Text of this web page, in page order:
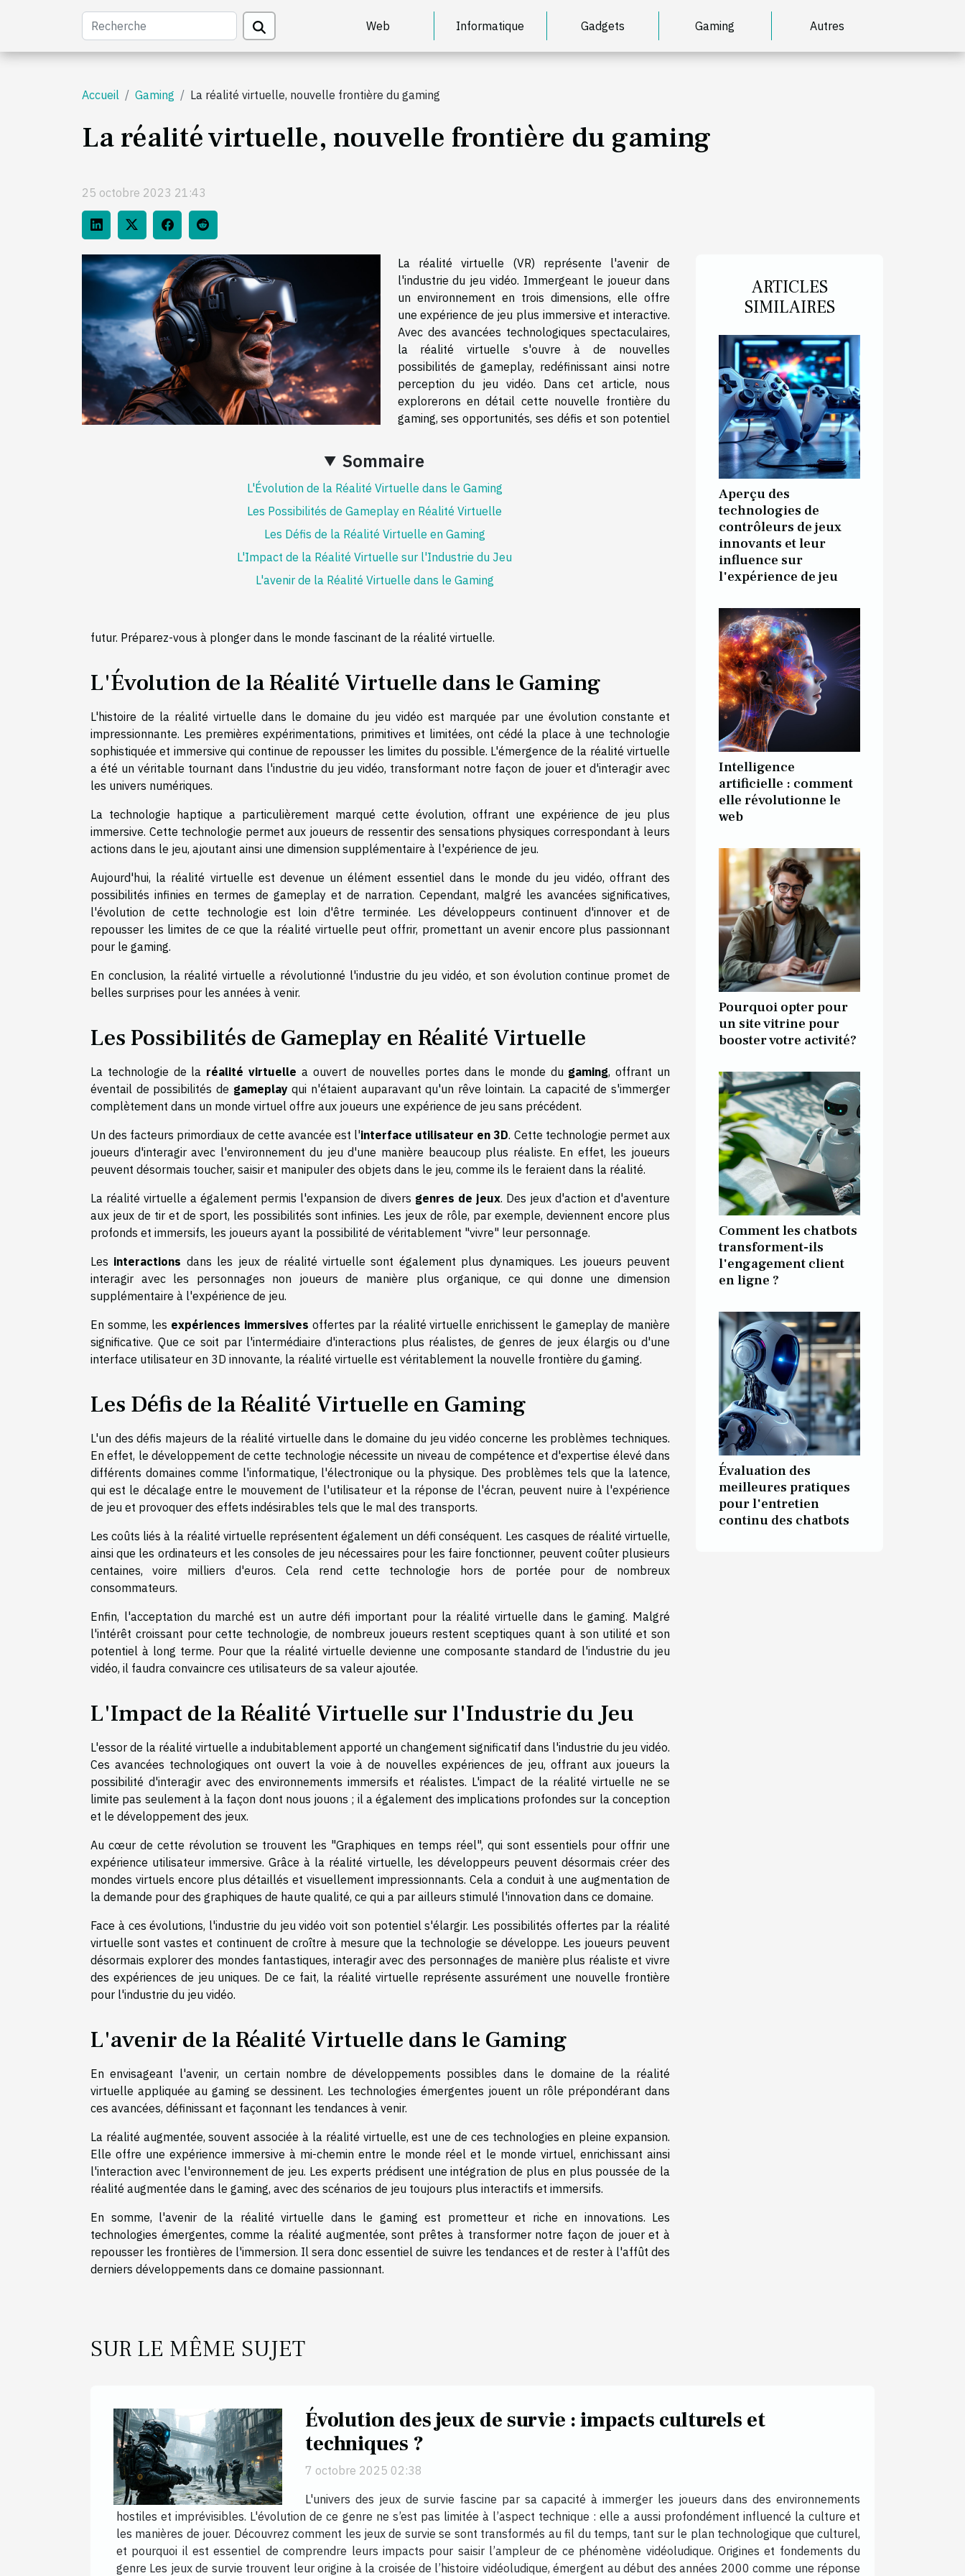
Web Informatique Gadgets Gaming Autres
Accueil Gaming La réalité virtuelle, nouvelle frontière du gaming
La réalité virtuelle, nouvelle frontière du gaming
25 octobre 2023 21:43
Sommaire
L'Évolution de la Réalité Virtuelle dans le Gaming
Les Possibilités de Gameplay en Réalité Virtuelle
Les Défis de la Réalité Virtuelle en Gaming
L'Impact de la Réalité Virtuelle sur l'Industrie du Jeu
L'avenir de la Réalité Virtuelle dans le Gaming
La réalité virtuelle (VR) représente l'avenir de
l'industrie du jeu vidéo. Immergeant le joueur dans
un environnement en trois dimensions, elle offre
une expérience de jeu plus immersive et interactive.
Avec des avancées technologiques spectaculaires,
la réalité virtuelle s'ouvre à de nouvelles
possibilités de gameplay, redéfinissant ainsi notre
perception du jeu vidéo. Dans cet article, nous
explorerons en détail cette nouvelle frontière du
gaming, ses opportunités, ses défis et son potentiel
futur. Préparez-vous à plonger dans le monde fascinant de la réalité virtuelle.
L'Évolution de la Réalité Virtuelle dans le Gaming
L'histoire de la réalité virtuelle dans le domaine du jeu vidéo est marquée par une évolution constante et
impressionnante. Les premières expérimentations, primitives et limitées, ont cédé la place à une technologie
sophistiquée et immersive qui continue de repousser les limites du possible. L'émergence de la réalité virtuelle
a été un véritable tournant dans l'industrie du jeu vidéo, transformant notre façon de jouer et d'interagir avec
les univers numériques.
La technologie haptique a particulièrement marqué cette évolution, offrant une expérience de jeu plus
immersive. Cette technologie permet aux joueurs de ressentir des sensations physiques correspondant à leurs
actions dans le jeu, ajoutant ainsi une dimension supplémentaire à l'expérience de jeu.
Aujourd'hui, la réalité virtuelle est devenue un élément essentiel dans le monde du jeu vidéo, offrant des
possibilités infinies en termes de gameplay et de narration. Cependant, malgré les avancées significatives,
l'évolution de cette technologie est loin d'être terminée. Les développeurs continuent d'innover et de
repousser les limites de ce que la réalité virtuelle peut offrir, promettant un avenir encore plus passionnant
pour le gaming.
En conclusion, la réalité virtuelle a révolutionné l'industrie du jeu vidéo, et son évolution continue promet de
belles surprises pour les années à venir.
Les Possibilités de Gameplay en Réalité Virtuelle
La technologie de la réalité virtuelle a ouvert de nouvelles portes dans le monde du gaming, offrant un
éventail de possibilités de gameplayqui n'étaient auparavant qu'un rêve lointain. La capacité de s'immerger
complètement dans un monde virtuel offre aux joueurs une expérience de jeu sans précédent.
Un des facteurs primordiaux de cette avancée est l'interface utilisateur en 3D. Cette technologie permet aux
joueurs d'interagir avec l'environnement du jeu d'une manière beaucoup plus réaliste. En effet, les joueurs
peuvent désormais toucher, saisir et manipuler des objets dans le jeu, comme ils le feraient dans la réalité.
La réalité virtuelle a également permis l'expansion de divers genres de jeux. Des jeux d'action et d'aventure
aux jeux de tir et de sport, les possibilités sont infinies. Les jeux de rôle, par exemple, deviennent encore plus
profonds et immersifs, les joueurs ayant la possibilité de véritablement "vivre" leur personnage.
Les interactions dans les jeux de réalité virtuelle sont également plus dynamiques. Les joueurs peuvent
interagir avec les personnages non joueurs de manière plus organique, ce qui donne une dimension
supplémentaire à l'expérience de jeu.
En somme, les expériences immersives offertes par la réalité virtuelle enrichissent le gameplay de manière
significative. Que ce soit par l'intermédiaire d'interactions plus réalistes, de genres de jeux élargis ou d'une
interface utilisateur en 3D innovante, la réalité virtuelle est véritablement la nouvelle frontière du gaming.
Les Défis de la Réalité Virtuelle en Gaming
L'un des défis majeurs de la réalité virtuelle dans le domaine du jeu vidéo concerne les problèmes techniques.
En effet, le développement de cette technologie nécessite un niveau de compétence et d'expertise élevé dans
différents domaines comme l'informatique, l'électronique ou la physique. Des problèmes tels que la latence,
qui est le décalage entre le mouvement de l'utilisateur et la réponse de l'écran, peuvent nuire à l'expérience
de jeu et provoquer des effets indésirables tels que le mal des transports.
Les coûts liés à la réalité virtuelle représentent également un défi conséquent. Les casques de réalité virtuelle,
ainsi que les ordinateurs et les consoles de jeu nécessaires pour les faire fonctionner, peuvent coûter plusieurs
centaines, voire milliers d'euros. Cela rend cette technologie hors de portée pour de nombreux
consommateurs.
Enfin, l'acceptation du marché est un autre défi important pour la réalité virtuelle dans le gaming. Malgré
l'intérêt croissant pour cette technologie, de nombreux joueurs restent sceptiques quant à son utilité et son
potentiel à long terme. Pour que la réalité virtuelle devienne une composante standard de l'industrie du jeu
vidéo, il faudra convaincre ces utilisateurs de sa valeur ajoutée.
L'Impact de la Réalité Virtuelle sur l'Industrie du Jeu
L'essor de la réalité virtuelle a indubitablement apporté un changement significatif dans l'industrie du jeu vidéo.
Ces avancées technologiques ont ouvert la voie à de nouvelles expériences de jeu, offrant aux joueurs la
possibilité d'interagir avec des environnements immersifs et réalistes. L'impact de la réalité virtuelle ne se
limite pas seulement à la façon dont nous jouons ; il a également des implications profondes sur la conception
et le développement des jeux.
Au cœur de cette révolution se trouvent les "Graphiques en temps réel", qui sont essentiels pour offrir une
expérience utilisateur immersive. Grâce à la réalité virtuelle, les développeurs peuvent désormais créer des
mondes virtuels encore plus détaillés et visuellement impressionnants. Cela a conduit à une augmentation de
la demande pour des graphiques de haute qualité, ce qui a par ailleurs stimulé l'innovation dans ce domaine.
Face à ces évolutions, l'industrie du jeu vidéo voit son potentiel s'élargir. Les possibilités offertes par la réalité
virtuelle sont vastes et continuent de croître à mesure que la technologie se développe. Les joueurs peuvent
désormais explorer des mondes fantastiques, interagir avec des personnages de manière plus réaliste et vivre
des expériences de jeu uniques. De ce fait, la réalité virtuelle représente assurément une nouvelle frontière
pour l'industrie du jeu vidéo.
L'avenir de la Réalité Virtuelle dans le Gaming
En envisageant l'avenir, un certain nombre de développements possibles dans le domaine de la réalité
virtuelle appliquée au gaming se dessinent. Les technologies émergentes jouent un rôle prépondérant dans
ces avancées, définissant et façonnant les tendances à venir.
La réalité augmentée, souvent associée à la réalité virtuelle, est une de ces technologies en pleine expansion.
Elle offre une expérience immersive à mi-chemin entre le monde réel et le monde virtuel, enrichissant ainsi
l'interaction avec l'environnement de jeu. Les experts prédisent une intégration de plus en plus poussée de la
réalité augmentée dans le gaming, avec des scénarios de jeu toujours plus interactifs et immersifs.
En somme, l'avenir de la réalité virtuelle dans le gaming est prometteur et riche en innovations. Les
technologies émergentes, comme la réalité augmentée, sont prêtes à transformer notre façon de jouer et à
repousser les frontières de l'immersion. Il sera donc essentiel de suivre les tendances et de rester à l'affût des
derniers développements dans ce domaine passionnant.
ARTICLES
SIMILAIRES
Aperçu des
technologies de
contrôleurs de jeux
innovants et leur
influence sur
l'expérience de jeu
Intelligence
artificielle : comment
elle révolutionne le
web
Pourquoi opter pour
un site vitrine pour
booster votre activité?
Comment les chatbots
transforment-ils
l'engagement client
en ligne ?
Évaluation des
meilleures pratiques
pour l'entretien
continu des chatbots
SUR LE MÊME SUJET
Évolution des jeux de survie : impacts culturels et
techniques ?
7 octobre 2025 02:38
L'univers des jeux de survie fascine par sa capacité à immerger les joueurs dans des environnements
hostiles et imprévisibles. L'évolution de ce genre ne s’est pas limitée à l’aspect technique : elle a aussi profondément influencé la culture et
les manières de jouer. Découvrez comment les jeux de survie se sont transformés au fil du temps, tant sur le plan technologique que culturel,
et pourquoi il est essentiel de comprendre leurs impacts pour saisir l’ampleur de ce phénomène vidéoludique. Origines et fondements du
genre Les jeux de survie trouvent leur origine à la croisée de l’histoire vidéoludique, émergent au début des années 2000 comme une réponse